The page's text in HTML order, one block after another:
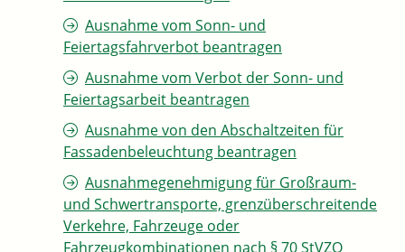
Ausnahme vom Sonn- und
Feiertagsfahrverbot beantragen
Ausnahme vom Verbot der Sonn- und
Feiertagsarbeit beantragen
Ausnahme von den Abschaltzeiten für
Fassadenbeleuchtung beantragen
Ausnahmegenehmigung für Großraum-
und Schwertransporte, grenzüberschreitende
Verkehre, Fahrzeuge oder
Fahrzeugkombinationen nach § 70 StVZO